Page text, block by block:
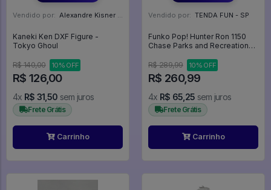
Vendido por: Alexandre Kisner - PR
Kaneki Ken DXF Figure -
Tokyo Ghoul
R$ 140,00 10% OFF
R$ 126,00
4x R$ 31,50 sem juros
Frete Grátis
Carrinho
Vendido por: TENDA FUN - SP
Funko Pop! Hunter Ron 1150
Chase Parks and Recreation
R$ 289,99
10% OFF
R$ 260,99
4x R$ 65,25 sem juros
Frete Grátis
Carrinho